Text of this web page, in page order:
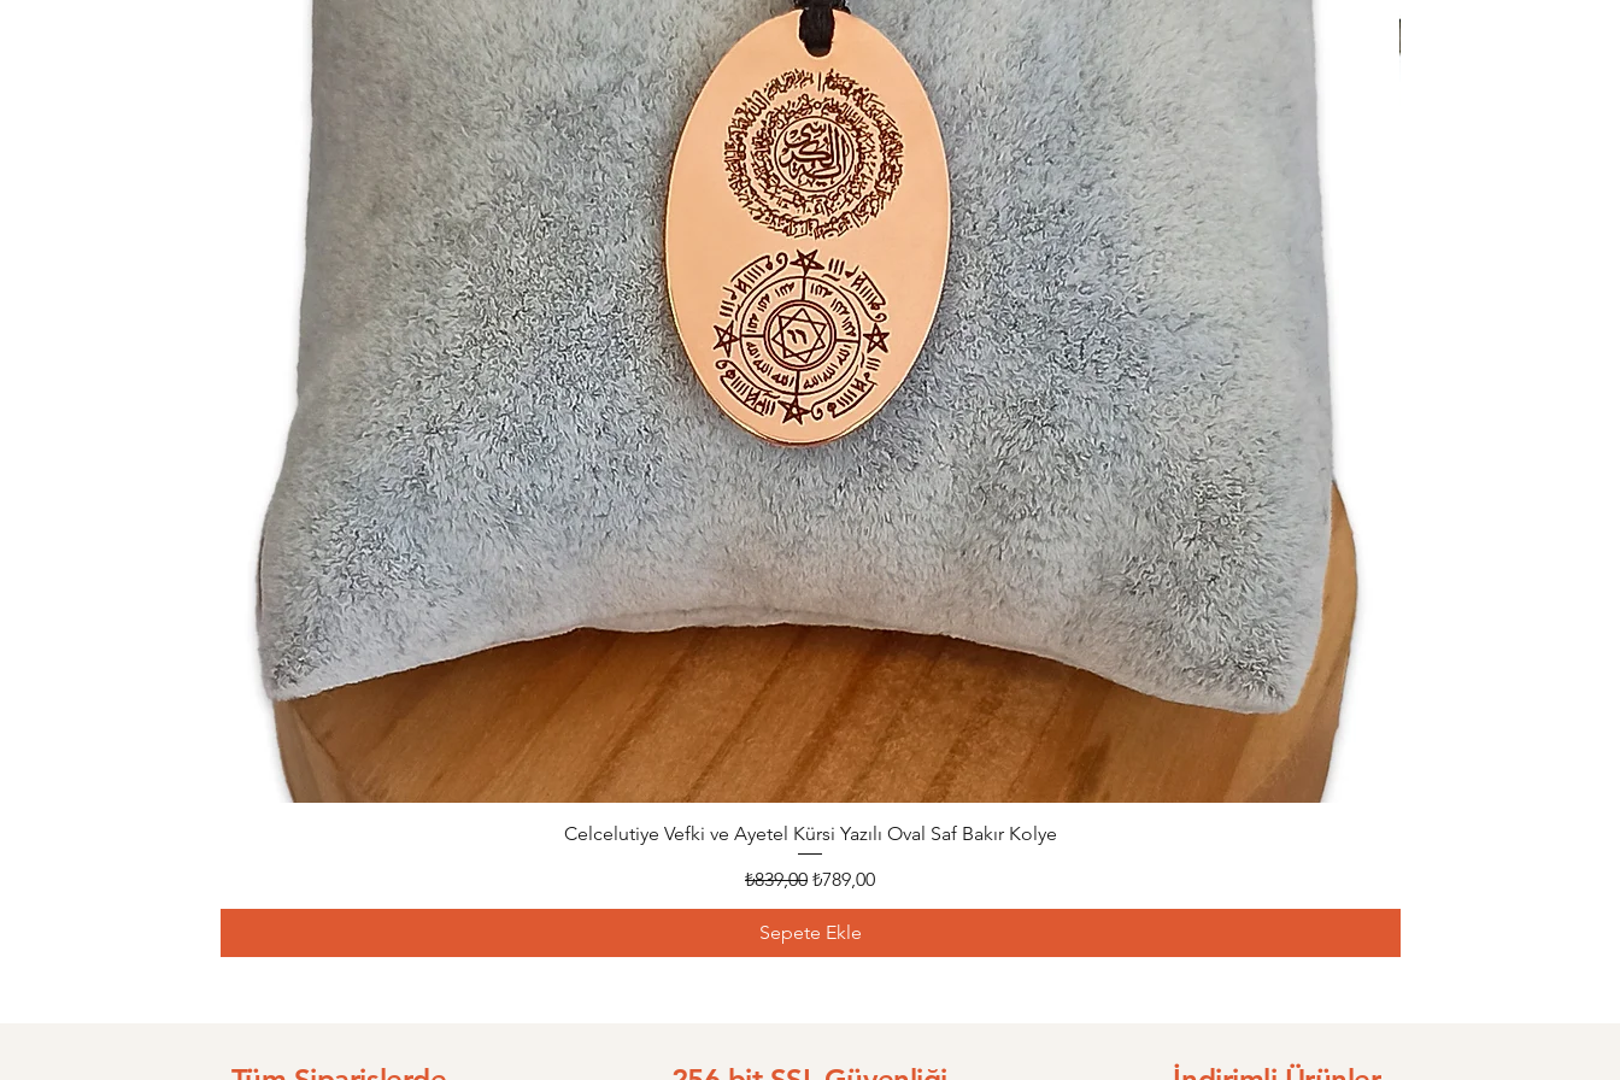
Hızlı Bakış
Celcelutiye Vefki ve Ayetel Kürsi Yazılı Oval Saf Bakır Kolye
Normal Fiyat
₺839,00 İndirimli Fiyat
₺789,00
Sepete Ekle